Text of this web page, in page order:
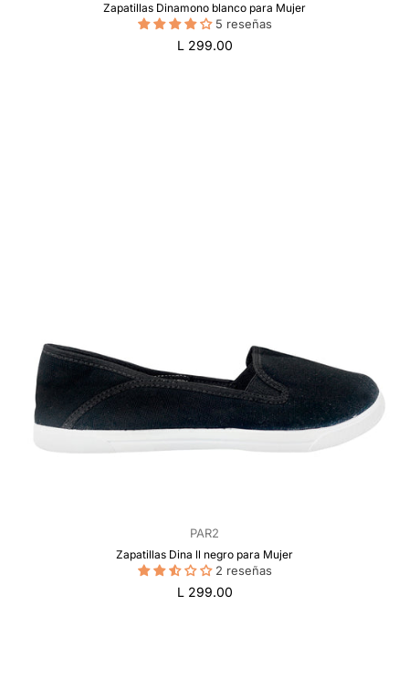
Zapatillas Dinamono blanco para Mujer
5 reseñas
Precio
L 299.00
PAR2
Zapatillas Dina ll negro para Mujer
2 reseñas
Precio
L 299.00